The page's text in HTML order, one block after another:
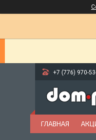
+7 (776) 970-
ГЛАВНАЯ